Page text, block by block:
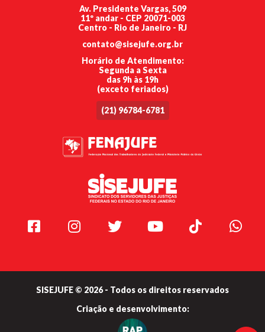
Av. Presidente Vargas, 509
11º andar - CEP 20071-003
Centro - Rio de Janeiro - RJ
contato@sisejufe.org.br
Horário de Atendimento:
Segunda a Sexta
das 9h às 19h
(exceto feriados)
(21) 96784-6781
Facebook Instagram Twitter Youtube TikTok
SISEJUFE © 2026 - Todos os direitos reservados
Criação e desenvolvimento: